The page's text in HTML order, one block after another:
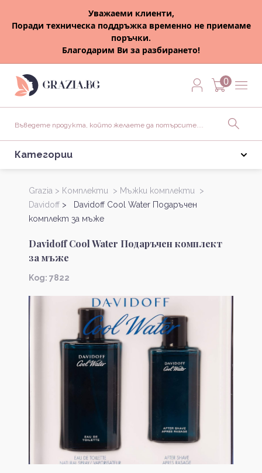
Уважаеми клиенти,
Поради техническа поддръжка временно не приемаме
поръчки.
Благодарим Ви за разбирането!
0
Категории
Grazia > Комплекти > Мъжки комплекти >
Davidoff > Davidoff Cool Water Подаръчен
комплект за мъже
Davidoff Cool Water Подаръчен комплект
за мъже
Kод: 7822